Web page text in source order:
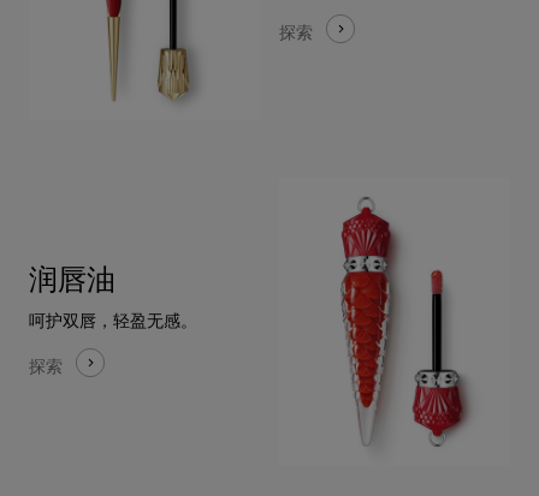
探索
润唇油
呵护双唇，轻盈无感。
探索